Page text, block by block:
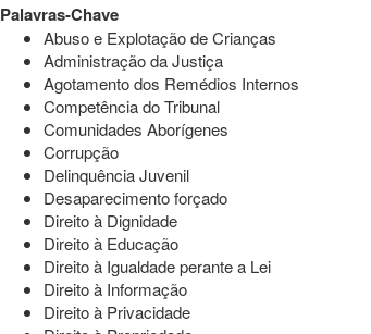
Palavras-Chave
Abuso e Explotação de Crianças
Administração da Justiça
Agotamento dos Remédios Internos
Competência do Tribunal
Comunidades Aborígenes
Corrupção
Delinquência Juvenil
Desaparecimento forçado
Direito à Dignidade
Direito à Educação
Direito à Igualdade perante a Lei
Direito à Informação
Direito à Privacidade